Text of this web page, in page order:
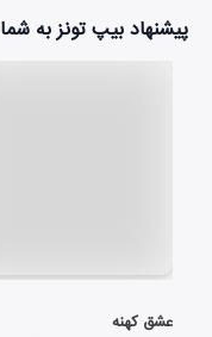
پیشنهاد بیپ تونز به شما
عشق کهنه